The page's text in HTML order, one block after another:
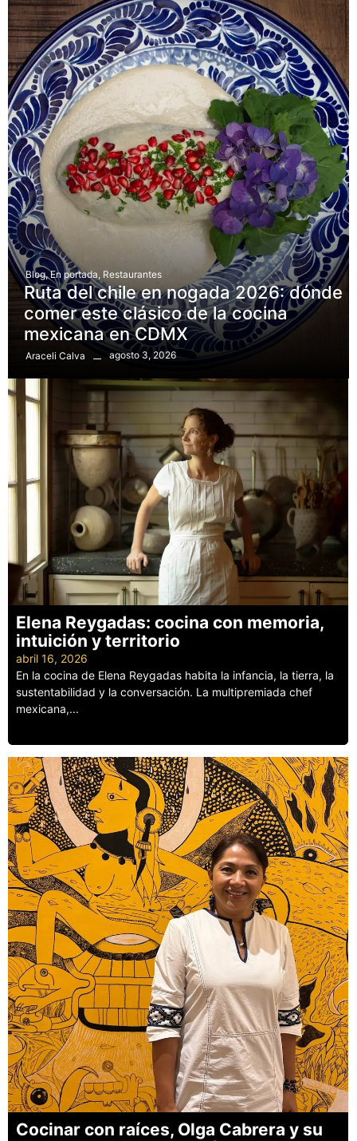
Blog, En portada Restaurantes
Ruta del chile en nogada 2026: dónde
comer este clásico de la cocina
mexicana en CDMX
Araceli Calva agosto 3, 2026
Elena Reygadas: cocina con memoria,
intuición y territorio
abril 16, 2026
En la cocina de Elena Reygadas habita la infancia, la tierra, la
sustentabilidad y la conversación. La multipremiada chef
mexicana,...
Cocinar con raíces, Olga Cabrera y su